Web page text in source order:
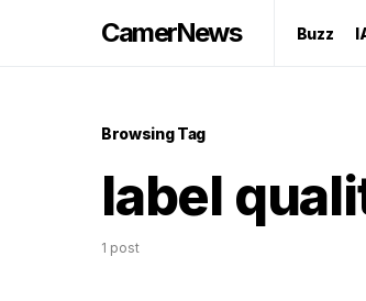
CamerNews Buzz
Browsing Tag
label
1 post